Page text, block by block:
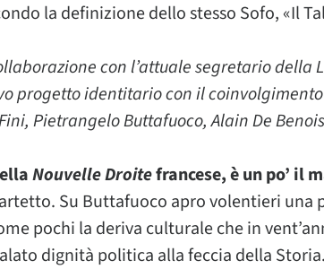
la definizione dello stesso Sofo, «Il
con l’attuale segretario della
progetto identitario con il
Pietrangelo Buttafuoco, Alain De
Nouvelle Droitefrancese, è un po’ il
Su Buttafuoco apro volentieri una
pochi la deriva culturale che in
dignità politica alla feccia della Storia.